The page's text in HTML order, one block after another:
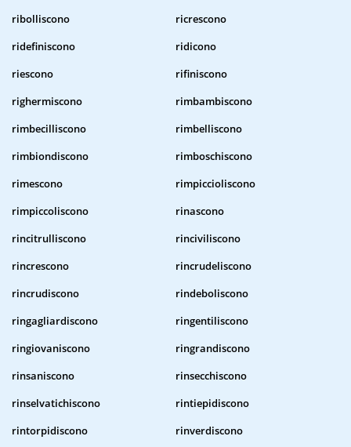
ribolliscono
ricrescono
ridefiniscono
ridicono
riescono
rifiniscono
righermiscono
rimbambiscono
rimbecilliscono
rimbelliscono
rimbiondiscono
rimboschiscono
rimescono
rimpiccioliscono
rimpiccoliscono
rinascono
rincitrulliscono
rinciviliscono
rincrescono
rincrudeliscono
rincrudiscono
rindeboliscono
ringagliardiscono
ringentiliscono
ringiovaniscono
ringrandiscono
rinsaniscono
rinsecchiscono
rinselvatichiscono
rintiepidiscono
rintorpidiscono
rinverdiscono